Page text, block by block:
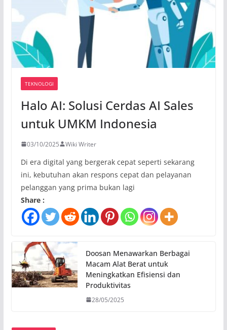
TEKNOLOGI
Halo AI: Solusi Cerdas AI Sales
untuk UMKM Indonesia
03/10/2025 Wiki Writer
Di era digital yang bergerak cepat seperti sekarang
ini, kebutuhan akan respons cepat dan pelayanan
pelanggan yang prima bukan lagi
Share :
Doosan Menawarkan Berbagai
Macam Alat Berat untuk
Meningkatkan Efisiensi dan
Produktivitas
28/05/2025